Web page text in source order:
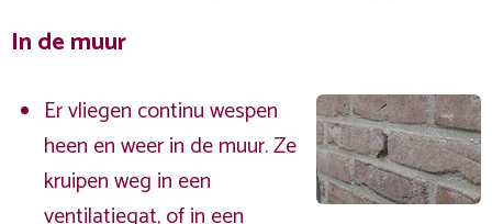
In de muur
Er vliegen continu wespen
heen en weer in de muur. Ze
kruipen weg in een